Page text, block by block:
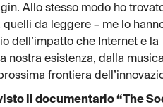
Allo stesso modo ho
da leggere – me lo
dell’impatto che Internet e la
nostra esistenza, dalla musica
frontiera
il documentario “The